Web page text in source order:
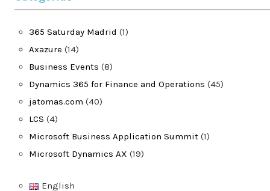
365 Saturday Madrid (1)
Axazure (14)
Business Events (8)
Dynamics 365 for Finance and Operations (45)
jatomas.com (40)
LCS (4)
Microsoft Business Application Summit (1)
Microsoft Dynamics AX (19)
English